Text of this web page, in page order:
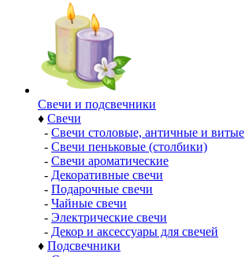
Свечи и подсвечники
♦ Свечи
- Свечи столовые, античные и витые
- Свечи пеньковые (столбики)
- Свечи ароматические
- Декоративные свечи
- Подарочные свечи
- Чайные свечи
- Электрические свечи
- Декор и аксессуары для свечей
♦ Подсвечники